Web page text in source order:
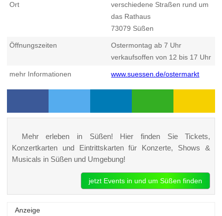
Ort
verschiedene Straßen rund um
das Rathaus
73079 Süßen
Öffnungszeiten
Ostermontag ab 7 Uhr
verkaufsoffen von 12 bis 17 Uhr
mehr Informationen www.suessen.de/ostermarkt
Mehr erleben in Süßen! Hier finden Sie Tickets,
Konzertkarten und Eintrittskarten für Konzerte, Shows &
Musicals in Süßen und Umgebung!
jetzt Events in und um Süßen finden
Anzeige